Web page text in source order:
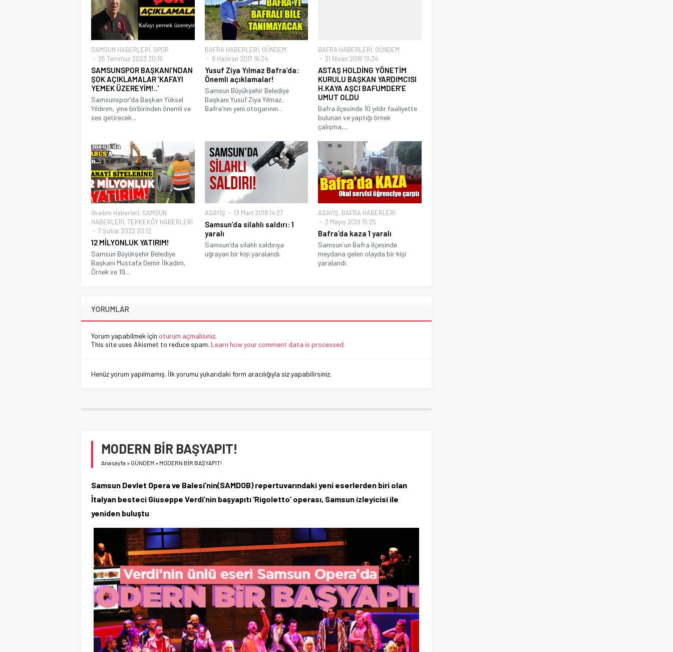
SAMSUN HABERLERİ, SPOR
25 Temmuz 2023 20:15
SAMSUNSPOR BAŞKANI’NDAN
ŞOK AÇIKLAMALAR ‘KAFAYI
YEMEK ÜZEREYİM!..’
Samsunspor'da Başkan Yüksel
Yıldırım, yine birbirinden önemli ve
ses getirecek...
BAFRA HABERLERİ, GÜNDEM
8 Haziran 2017 16:24
Yusuf Ziya Yılmaz Bafra’da:
Önemli açıklamalar!
Samsun Büyükşehir Belediye
Başkanı Yusuf Ziya Yılmaz,
Bafra'nın yeni otogarının...
BAFRA HABERLERİ, GÜNDEM
21 Nisan 2016 13:34
ASTAŞ HOLDİNG YÖNETİM
KURULU BAŞKAN YARDIMCISI
H.KAYA AŞCI BAFUMDER’E
UMUT OLDU
Bafra ilçesinde 10 yıldır faaliyette
bulunan ve yaptığı örnek
çalışma,...
İlkadım Haberleri, SAMSUN
HABERLERİ, TEKKEKÖY HABERLERİ
7 Şubat 2022 20:12
12 MİLYONLUK YATIRIM!
Samsun Büyükşehir Belediye
Başkanı Mustafa Demir İlkadım,
Örnek ve 19...
ASAYİŞ 13 Mart 2019 14:27
Samsun’da silahlı saldırı: 1
yaralı
Samsun'da silahlı saldırıya
uğrayan bir kişi yaralandı.
ASAYİŞ, BAFRA HABERLERİ
2 Mayıs 2019 15:25
Bafra’da kaza 1 yaralı
Samsun`un Bafra ilçesinde
meydana gelen olayda bir kişi
yaralandı.
YORUMLAR
Yorum yapabilmek için oturum açmalısınız.
This site uses Akismet to reduce spam. Learn how your comment data is processed.
Henüz yorum yapılmamış. İlk yorumu yukarıdaki form aracılığıyla siz yapabilirsiniz.
MODERN BİR BAŞYAPIT!
Anasayfa » GÜNDEM » MODERN BİR BAŞYAPIT!
Samsun Devlet Opera ve Balesi’nin(SAMDOB) repertuvarındaki yeni eserlerden biri olan
İtalyan besteci Giuseppe Verdi’nin başyapıtı ‘Rigoletto’ operası, Samsun izleyicisi ile
yeniden buluştu